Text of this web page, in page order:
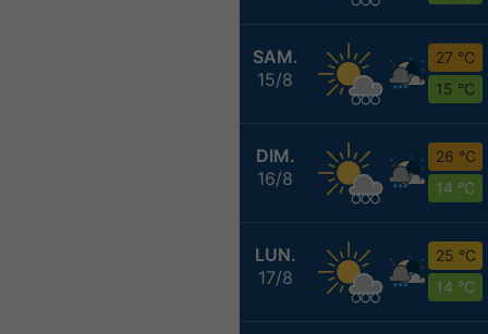
SAM.
15/8
27 °C
15 °C
DIM.
16/8
26 °C
14 °C
LUN.
17/8
25 °C
14 °C